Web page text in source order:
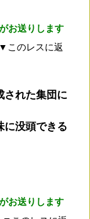
お送りします
▼このレスに返
された集団に
に没頭できる
お送りします